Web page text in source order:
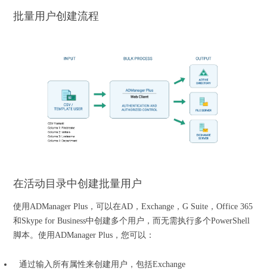
批量用户创建流程
在活动目录中创建批量用户
使用ADManager Plus，可以在AD，Exchange，G Suite，Office 365
和Skype for Business中创建多个用户，而无需执行多个PowerShell
脚本。使用ADManager Plus，您可以：
通过输入所有属性来创建用户，包括Exchange